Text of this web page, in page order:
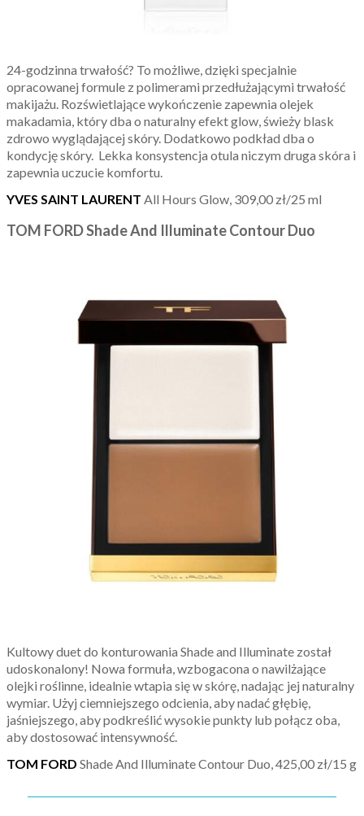
24-godzinna trwałość? To możliwe, dzięki specjalnie
opracowanej formule z polimerami przedłużającymi trwałość
makijażu. Rozświetlające wykończenie zapewnia olejek
makadamia, który dba o naturalny efekt glow, świeży blask
zdrowo wyglądającej skóry. Dodatkowo podkład dba o
kondycję skóry. Lekka konsystencja otula niczym druga skóra i
zapewnia uczucie komfortu.
YVES SAINT LAURENT All Hours Glow, 309,00 zł/25 ml
TOM FORDShade And Illuminate Contour Duo
Kultowy duet do konturowania Shade and Illuminate został
udoskonalony! Nowa formuła, wzbogacona o nawilżające
olejki roślinne, idealnie wtapia się w skórę, nadając jej naturalny
wymiar. Użyj ciemniejszego odcienia, aby nadać głębię,
jaśniejszego, aby podkreślić wysokie punkty lub połącz oba,
aby dostosować intensywność.
TOM FORD Shade And Illuminate Contour Duo, 425,00 zł/15 g